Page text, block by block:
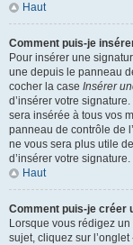
Haut
Comment puis-je
Pour insérer une
une depuis le panneau
cocher la case Insérer
d’insérer votre
sera insérée à tous vos
panneau de contrôle de
ne vous sera plus utile
d’insérer votre signature.
Haut
Comment puis-je créer
Lorsque vous rédigez
sujet, cliquez sur